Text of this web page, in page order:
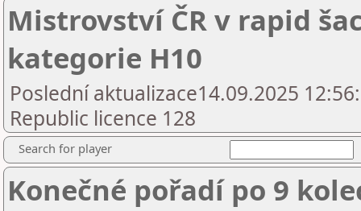
Mistrovství ČR v rapid
kategorie H10
Poslední aktualizace14.09.2025
Republic licence 128
Search for player
Konečné pořadí po 9